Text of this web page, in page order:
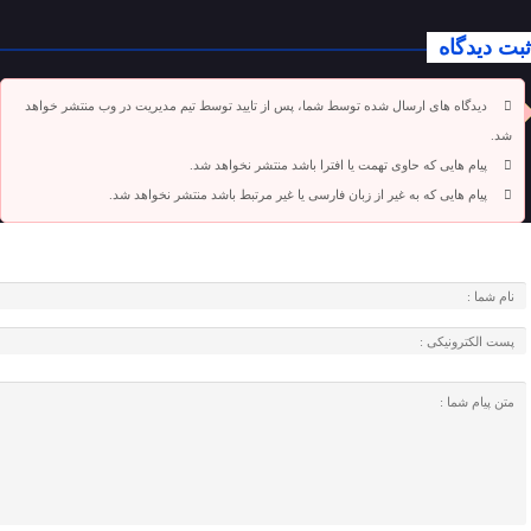
ثبت دیدگاه
دیدگاه های ارسال شده توسط شما، پس از تایید توسط تیم مدیریت در وب منتشر خواهد
شد.
پیام هایی که حاوی تهمت یا افترا باشد منتشر نخواهد شد.
پیام هایی که به غیر از زبان فارسی یا غیر مرتبط باشد منتشر نخواهد شد.